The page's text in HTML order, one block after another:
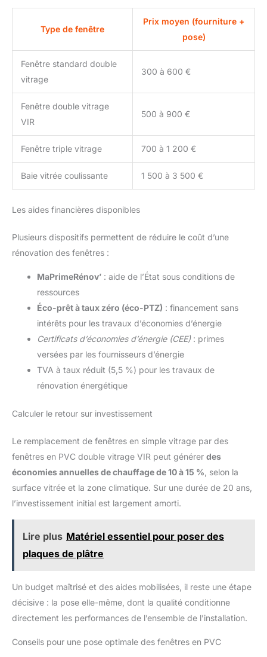
Type de fenêtre
Prix moyen (fourniture +
pose)
Fenêtre standard double
vitrage
300 à 600 €
Fenêtre double vitrage
VIR
500 à 900 €
Fenêtre triple vitrage 700 à 1 200 €
Baie vitrée coulissante 1 500 à 3 500 €
Les aides financières disponibles
Plusieurs dispositifs permettent de réduire le coût d’une
rénovation des fenêtres :
MaPrimeRénov’ : aide de l’État sous conditions de
ressources
Éco-prêt à taux zéro (éco-PTZ) : financement sans
intérêts pour les travaux d’économies d’énergie
Certificats d’économies d’énergie (CEE) : primes
versées par les fournisseurs d’énergie
TVA à taux réduit (5,5 %) pour les travaux de
rénovation énergétique
Calculer le retour sur investissement
Le remplacement de fenêtres en simple vitrage par des
fenêtres en PVC double vitrage VIR peut générer des
économies annuelles de chauffage de 10 à 15 % , selon la
surface vitrée et la zone climatique. Sur une durée de 20 ans,
l’investissement initial est largement amorti.
Lire plus Matériel essentiel pour poser des
plaques de plâtre
Un budget maîtrisé et des aides mobilisées, il reste une étape
décisive : la pose elle-même, dont la qualité conditionne
directement les performances de l’ensemble de l’installation.
Conseils pour une pose optimale des fenêtres en PVC